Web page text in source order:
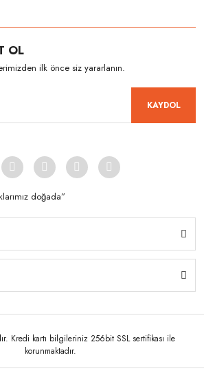
OL
ilk önce siz yararlanın.
KAYDOL
doğada”
Kredi kartı bilgileriniz 256bit SSL sertifikası ile
korunmaktadır.